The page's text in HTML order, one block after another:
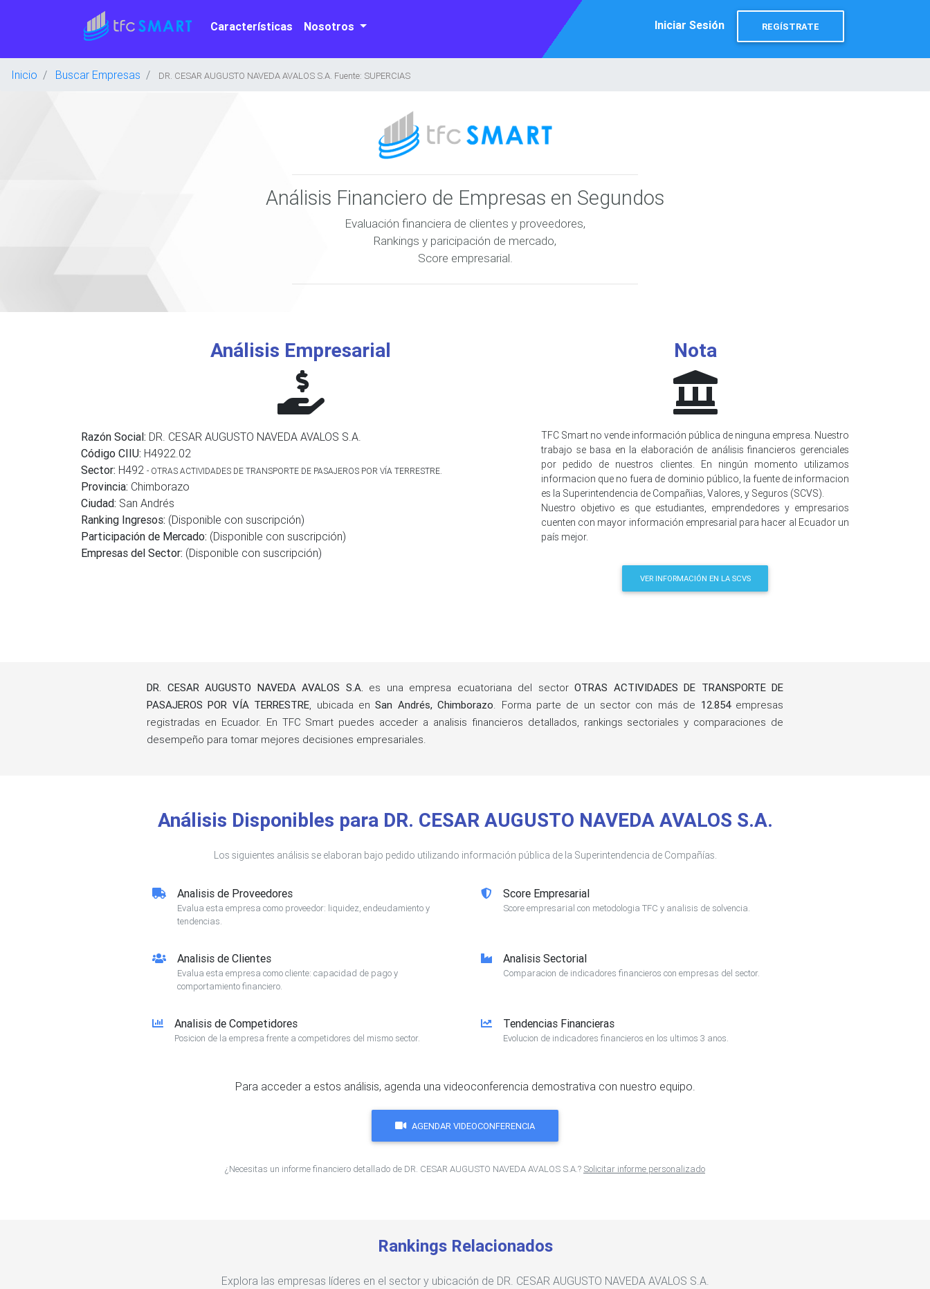
Características Nosotros Iniciar Sesión REGÍSTRATE
Inicio Buscar Empresas DR. CESAR AUGUSTO NAVEDA AVALOS S.A. Fuente: SUPERCIAS
Análisis Financiero de Empresas en Segundos
Evaluación financiera de clientes y proveedores,
Rankings y paricipación de mercado,
Score empresarial.
Análisis Empresarial
Razón Social: DR. CESAR AUGUSTO NAVEDA AVALOS S.A.
Código CIIU: H4922.02
Sector: H492 - OTRAS ACTIVIDADES DE TRANSPORTE DE PASAJEROS POR VÍA TERRESTRE.
Provincia: Chimborazo
Ciudad: San Andrés
Ranking Ingresos: (Disponible con suscripción)
Participación de Mercado: (Disponible con suscripción)
Empresas del Sector: (Disponible con suscripción)
Nota
TFC Smart no vende información pública de ninguna empresa. Nuestro
trabajo se basa en la elaboración de análisis financieros gerenciales
por pedido de nuestros clientes. En ningún momento utilizamos
informacion que no fuera de dominio público, la fuente de informacion
es la Superintendencia de Compañias, Valores, y Seguros (SCVS).
Nuestro objetivo es que estudiantes, emprendedores y empresarios
cuenten con mayor información empresarial para hacer al Ecuador un
país mejor.
VER INFORMACIÓN EN LA SCVS
DR. CESAR AUGUSTO NAVEDA AVALOS S.A. es una empresa ecuatoriana del sector OTRAS ACTIVIDADES DE TRANSPORTE DE
PASAJEROS POR VÍA TERRESTRE, ubicada enSan Andrés, Chimborazo. Forma parte de un sector con más de 12.854empresas
registradas en Ecuador. En TFC Smart puedes acceder a analisis financieros detallados, rankings sectoriales y comparaciones de
desempeño para tomar mejores decisiones empresariales.
Análisis Disponibles para DR. CESAR AUGUSTO NAVEDA AVALOS S.A.
Los siguientes análisis se elaboran bajo pedido utilizando información pública de la Superintendencia de Compañías.
Analisis de Proveedores
Evalua esta empresa como proveedor: liquidez, endeudamiento y
tendencias.
Score Empresarial
Score empresarial con metodologia TFC y analisis de solvencia.
Analisis de Clientes
Evalua esta empresa como cliente: capacidad de pago y
comportamiento financiero.
Analisis Sectorial
Comparacion de indicadores financieros con empresas del sector.
Analisis de Competidores
Posicion de la empresa frente a competidores del mismo sector.
Tendencias Financieras
Evolucion de indicadores financieros en los ultimos 3 anos.
Para acceder a estos análisis, agenda una videoconferencia demostrativa con nuestro equipo.
AGENDAR VIDEOCONFERENCIA
¿Necesitas un informe financiero detallado de DR. CESAR AUGUSTO NAVEDA AVALOS S.A.? Solicitar informe personalizado
Rankings Relacionados
Explora las empresas líderes en el sector y ubicación de DR. CESAR AUGUSTO NAVEDA AVALOS S.A.